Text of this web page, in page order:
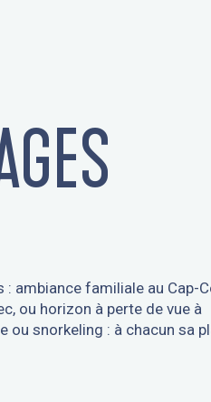
ambiance familiale au Cap-
ou horizon à perte de vue à
ou snorkeling : à chacun sa